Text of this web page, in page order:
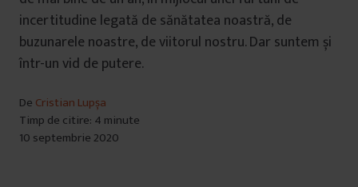
incertitudine legată de sănătatea noastră, de
buzunarele noastre, de viitorul nostru. Dar suntem și
într-un vid de putere.
De Cristian Lupșa
Timp de citire: 4 minute
10 septembrie 2020